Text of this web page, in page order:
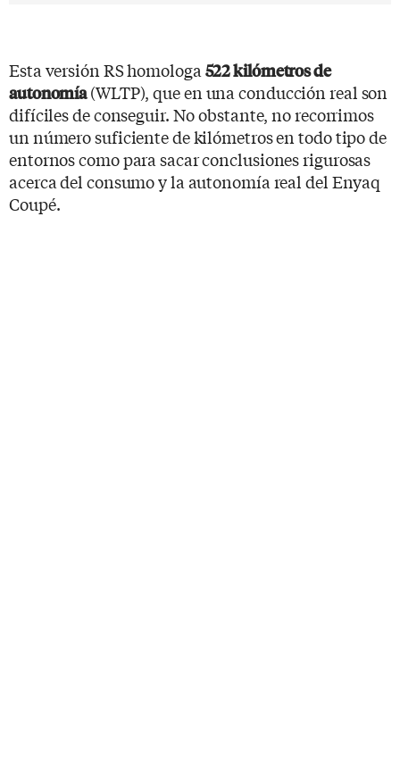
Esta versión RS homologa 522 kilómetros de
autonomía(WLTP), que en una conducción real son
difíciles de conseguir. No obstante, no recorrimos
un número suficiente de kilómetros en todo tipo de
entornos como para sacar conclusiones rigurosas
acerca del consumo y la autonomía real del Enyaq
Coupé.